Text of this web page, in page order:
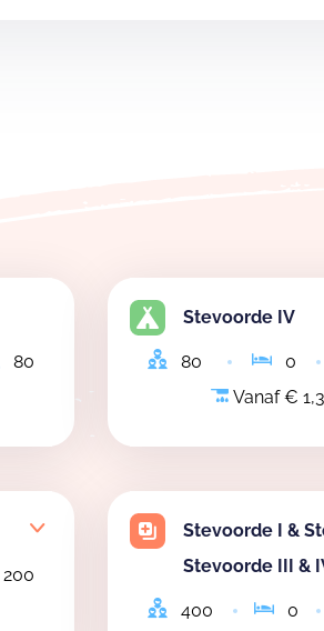
80
Stevoorde IV
80 0
Vanaf €
200
Stevoorde I &
Stevoorde III &
400 0